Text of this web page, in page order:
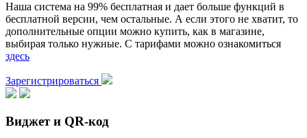
Наша система на 99% бесплатная и дает больше функций в
бесплатной версии, чем остальные. А если этого не хватит, то
дополнительные опции можно купить, как в магазине,
выбирая только нужные. С тарифами можно ознакомиться
здесь
Зарегистрироваться
Виджет и QR-код